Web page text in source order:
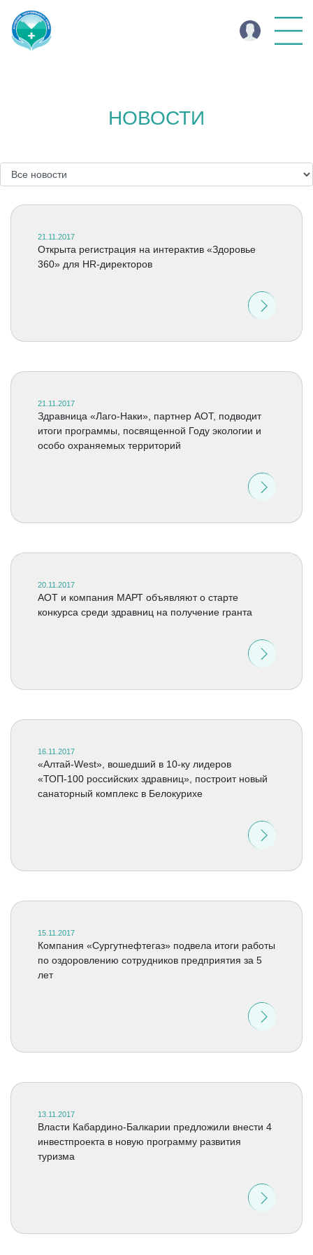
НОВОСТИ
21.11.2017
Открыта регистрация на интерактив «Здоровье
360» для HR-директоров
21.11.2017
Здравница «Лаго-Наки», партнер АОТ, подводит
итоги программы, посвященной Году экологии и
особо охраняемых территорий
20.11.2017
АОТ и компания МАРТ объявляют о старте
конкурса среди здравниц на получение гранта
16.11.2017
«Алтай-West», вошедший в 10-ку лидеров
«ТОП-100 российских здравниц», построит новый
санаторный комплекс в Белокурихе
15.11.2017
Компания «Сургутнефтегаз» подвела итоги работы
по оздоровлению сотрудников предприятия за 5
лет
13.11.2017
Власти Кабардино-Балкарии предложили внести 4
инвестпроекта в новую программу развития
туризма